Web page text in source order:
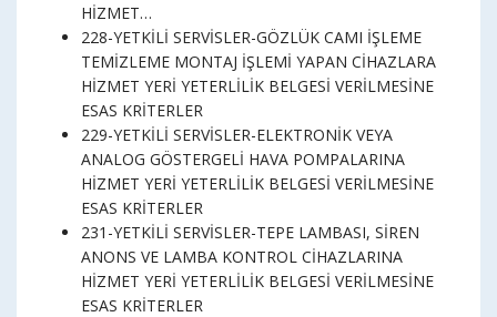
HİZMET…
228-YETKİLİ SERVİSLER-GÖZLÜK CAMI İŞLEME
TEMİZLEME MONTAJ İŞLEMİ YAPAN CİHAZLARA
HİZMET YERİ YETERLİLİK BELGESİ VERİLMESİNE
ESAS KRİTERLER
229-YETKİLİ SERVİSLER-ELEKTRONİK VEYA
ANALOG GÖSTERGELİ HAVA POMPALARINA
HİZMET YERİ YETERLİLİK BELGESİ VERİLMESİNE
ESAS KRİTERLER
231-YETKİLİ SERVİSLER-TEPE LAMBASI, SİREN
ANONS VE LAMBA KONTROL CİHAZLARINA
HİZMET YERİ YETERLİLİK BELGESİ VERİLMESİNE
ESAS KRİTERLER